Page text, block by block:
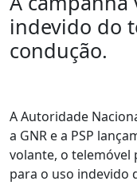
indevido do
condução.
A Autoridade
a GNR e a PSP
volante, o telemóvel
para o uso indevido